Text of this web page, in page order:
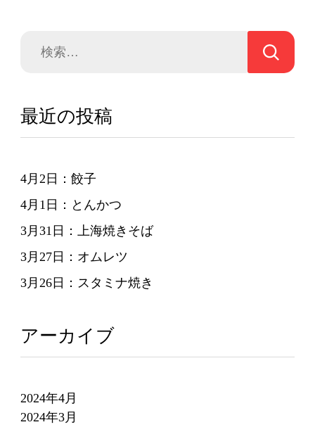
最近の投稿
4月2日：餃子
4月1日：とんかつ
3月31日：上海焼きそば
3月27日：オムレツ
3月26日：スタミナ焼き
アーカイブ
2024年4月
2024年3月